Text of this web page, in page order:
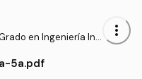
en Ingeniería Inf
more_vert
5a.pdf